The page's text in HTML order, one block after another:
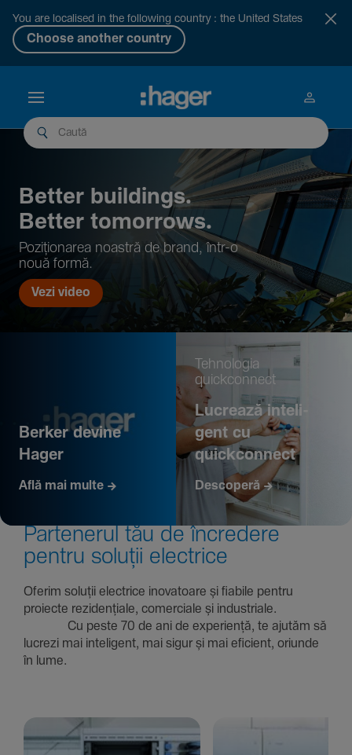
You are localised in the following country : the United States
Choose another country
Better buil­dings.
Better tomor­rows.
Pozi­țio­narea noastră de brand, într-o
nouă formă.
Vezi video
Berker devine
Hager
Află mai multe
Tehno­logia
quickconnect
Lucrează inte­li­
gent cu
quickconnect
Descoperă
Parte­nerul tău de încre­dere
pentru soluții electrice
Oferim soluții electrice inova­toare și fiabile pentru
proiecte rezi­den­țiale, comer­ciale și indus­triale.
Cu peste 70 de ani de expe­riență, te ajutăm să
lucrezi mai inte­li­gent, mai sigur și mai eficient, oriunde
în lume.